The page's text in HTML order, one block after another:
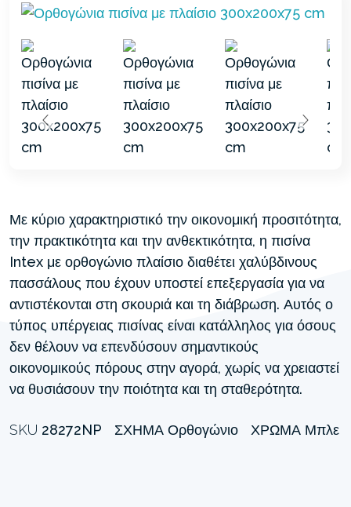
Με κύριο χαρακτηριστικό την οικονομική προσιτότητα,
την πρακτικότητα και την ανθεκτικότητα, η πισίνα
Intex με ορθογώνιο πλαίσιο διαθέτει χαλύβδινους
πασσάλους που έχουν υποστεί επεξεργασία για να
αντιστέκονται στη σκουριά και τη διάβρωση. Αυτός ο
τύπος υπέργειας πισίνας είναι κατάλληλος για όσους
δεν θέλουν να επενδύσουν σημαντικούς
οικονομικούς πόρους στην αγορά, χωρίς να χρειαστεί
να θυσιάσουν την ποιότητα και τη σταθερότητα.
SKU 28272NP ΣΧΉΜΑ Ορθογώνιο ΧΡΏΜΑ Μπλε